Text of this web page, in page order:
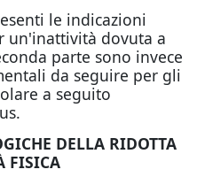
le indicazioni
un'inattività dovuta a
parte sono invece
da seguire per gli
a seguito
DELLA RIDOTTA
FISICA